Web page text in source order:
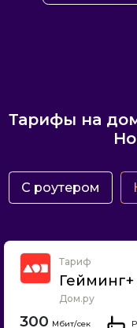
Тарифы на
С роутером
Тариф
Дом.ру
300